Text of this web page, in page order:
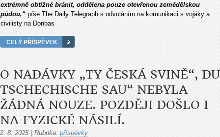
extrémně obtížné bránit, oddělena pouze otevřenou zemědělskou
půdou,“ píše The Daily Telegraph s odvoláním na komunikaci s vojáky a
civilisty na Donbas
CELÝ PŘÍSPĚVEK
O NADÁVKY „TY ČESKÁ SVINĚ“, DU
TSCHECHISCHE SAU“ NEBYLA
ŽÁDNÁ NOUZE. POZDĚJI DOŠLO I
NA FYZICKÉ NÁSILÍ.
2. 8. 2025 | Rubrika: příspěvky